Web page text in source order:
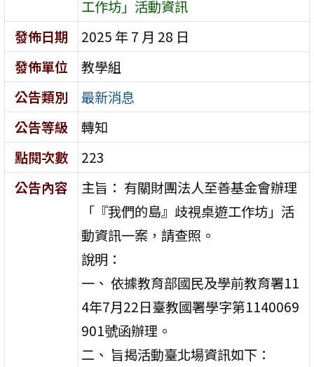
工作坊」活動資訊
發佈日期
2025 年 7 月 28 日
發佈單位
教學組
公告類別
最新消息
公告等級
轉知
點閱次數
223
公告內容
主旨： 有關財團法人至善基金會辦理
「『我們的島』歧視桌遊工作坊」活
動資訊一案，請查照。
說明：
一、 依據教育部國民及學前教育署11
4年7月22日臺教國署學字第1140069
901號函辦理。
二、 旨揭活動臺北場資訊如下：